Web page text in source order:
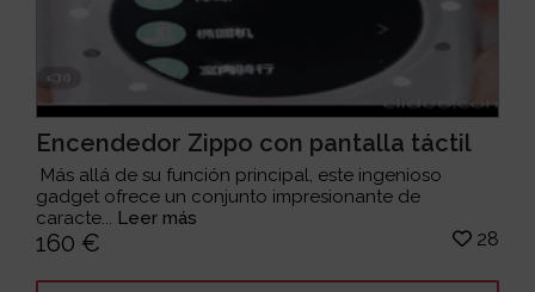
Encendedor Zippo con pantalla táctil
Más allá de su función principal, este ingenioso
gadget ofrece un conjunto impresionante de
caracte... Leer más
160 € 28